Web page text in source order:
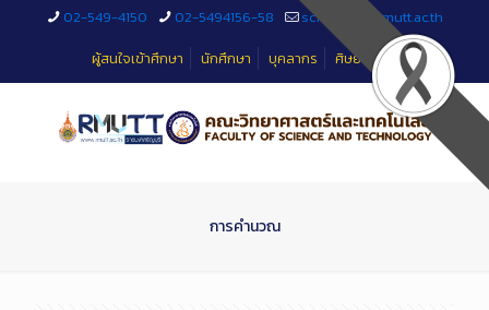
02-549-4150 02-5494156-58
sciteched@rmutt.ac.th
ผู้สนใจเข้าศึกษา
นักศึกษา บุคลากร ศิษย์เก่า
การคำนวณ